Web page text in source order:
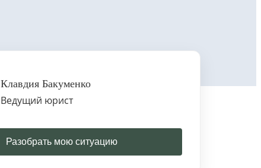
Клавдия Бакуменко
Ведущий юрист
Разобрать мою ситуацию